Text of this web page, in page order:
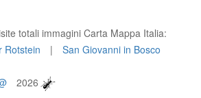
totali immagini Carta Mappa Italia:
Rotstein | San Giovanni in Bosco
2026